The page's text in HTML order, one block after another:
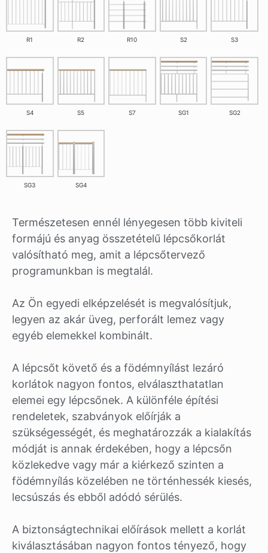
R1 R2 R10 S2 S3
S4 S5 S7 SG1 SG2
SG3 SG4
Természetesen ennél lényegesen több kiviteli
formájú és anyag összetételű lépcsőkorlát
valósítható meg, amit a lépcsőtervező
programunkban is megtalál.
Az Ön egyedi elképzelését is megvalósítjuk,
legyen az akár üveg, perforált lemez vagy
egyéb elemekkel kombinált.
A lépcsőt követő és a födémnyílást lezáró
korlátok nagyon fontos, elválaszthatatlan
elemei egy lépcsőnek. A különféle építési
rendeletek, szabványok előírják a
szükségességét, és meghatározzák a kialakítás
módját is annak érdekében, hogy a lépcsőn
közlekedve vagy már a kiérkező szinten a
födémnyílás közelében ne történhessék kiesés,
lecsúszás és ebből adódó sérülés.
A biztonságtechnikai előírások mellett a korlát
kiválasztásában nagyon fontos tényező, hogy